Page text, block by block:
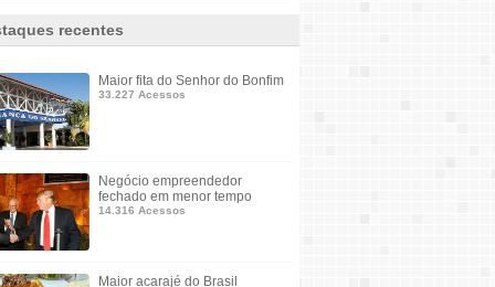
recentes
Maior fita do Senhor do Bonfim
33.227 Acessos
Negócio empreendedor
fechado em menor tempo
14.316 Acessos
Maior acarajé do Brasil